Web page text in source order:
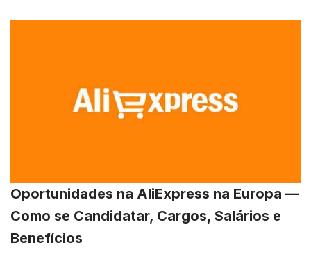
Oportunidades na AliExpress na Europa —
Como se Candidatar, Cargos, Salários e
Benefícios